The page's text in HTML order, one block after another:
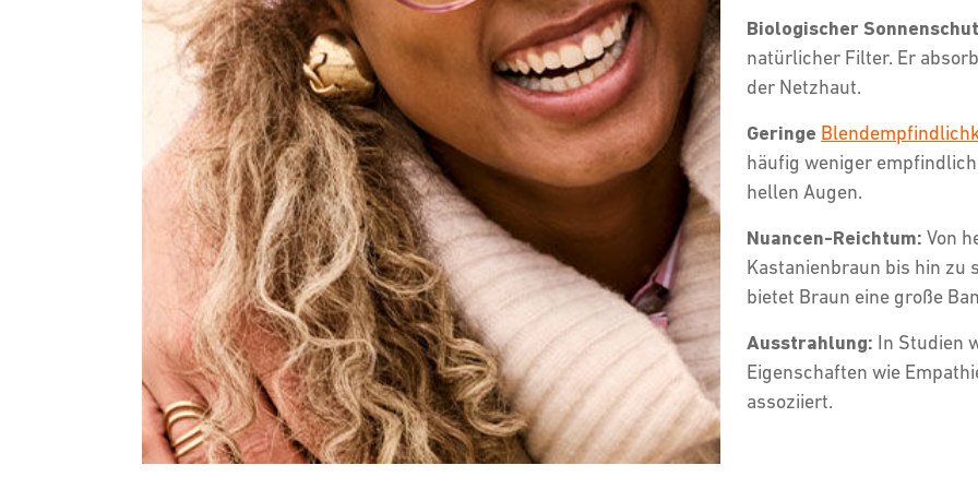
Biologischer
natürlicher Filter. Er
der Netzhaut.
Geringe
häufig weniger
hellen Augen.
Nuancen-Reichtum: Von
Kastanienbraun bis hin zu
bietet Braun eine große
Ausstrahlung: In Studien
Eigenschaften wie
assoziiert.